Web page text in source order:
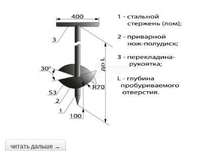
Столбы для навеса Забор из профнастила
Деревянные столбы Металлические столбы
читать дальше →